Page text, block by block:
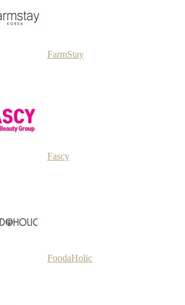
FarmStay
Fascy
FoodaHolic